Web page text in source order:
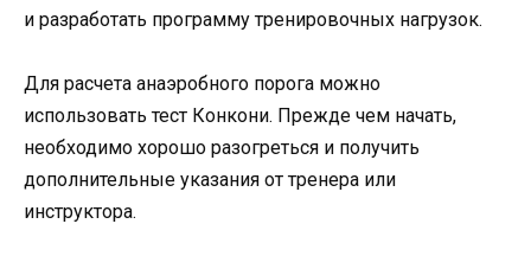
и разработать программу тренировочных нагрузок.
Для расчета анаэробного порога можно
использовать тест Конкони. Прежде чем начать,
необходимо хорошо разогреться и получить
дополнительные указания от тренера или
инструктора.